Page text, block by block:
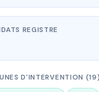
REGISTRE
D'INTERVENTION (19)